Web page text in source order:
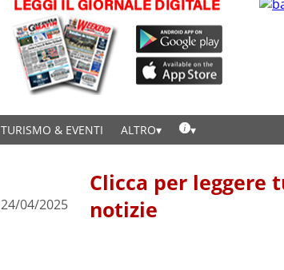
TURISMO & EVENTI ALTRO
24/04/2025
Clicca per leggere
notizie